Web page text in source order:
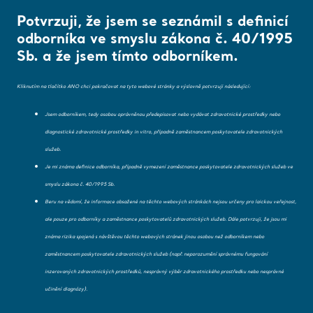
Zde změňte region
Lifeguard 55
Lifeguard® 55 je vysoce specializovaný
Potvrzuji, že jsem se seznámil s definicí
odborníka ve smyslu zákona č. 40/1995
Sb. a že jsem tímto odborníkem.
Kliknutím na tlačítko ANO chci pokračovat na tyto webové stránky a výslovně potvrzuji následující:
Jsem odborníkem, tedy osobou oprávněnou předepisovat nebo vydávat zdravotnické prostředky nebo
diagnostické zdravotnické prostředky in vitro, případně zaměstnancem poskytovatele zdravotnických
služeb.
Je mi známa definice odborníka, případně vymezení zaměstnance poskytovatele zdravotnických služeb ve
smyslu zákona č. 40/1995 Sb.
Beru na vědomí, že informace obsažené na těchto webových stránkách nejsou určeny pro laickou veřejnost,
ale pouze pro odborníky a zaměstnance poskytovatelů zdravotnických služeb. Dále potvrzuji, že jsou mi
známa rizika spojená s návštěvou těchto webových stránek jinou osobou než odborníkem nebo
zaměstnancem poskytovatele zdravotnických služeb (např. neporozumění správnému fungování
inzerovaných zdravotnických prostředků, nesprávný výběr zdravotnického prostředku nebo nesprávné
učinění diagnózy).